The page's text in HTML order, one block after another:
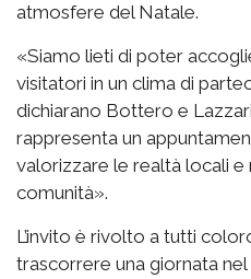
atmosfere del Natale.
«Siamo lieti di poter
visitatori in un clima di
dichiarano Bottero e
rappresenta un
valorizzare le realtà locali e
comunità».
L’invito è rivolto a tutti
trascorrere una giornata